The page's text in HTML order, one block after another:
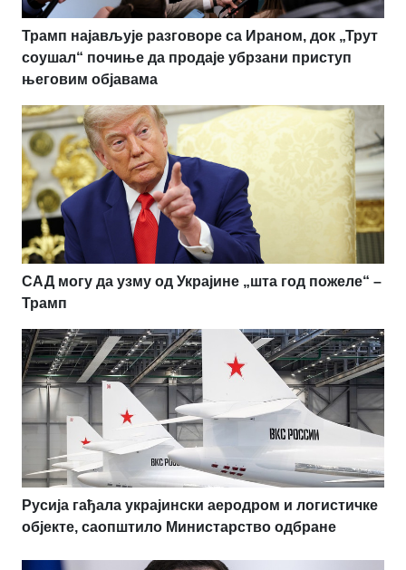
Трамп најављује разговоре са Ираном, док „Трут
соушал“ почиње да продаје убрзани приступ
његовим објавама
САД могу да узму од Украјине „шта год пожеле“ –
Трамп
Русија гађала украјински аеродром и логистичке
објекте, саопштило Министарство одбране